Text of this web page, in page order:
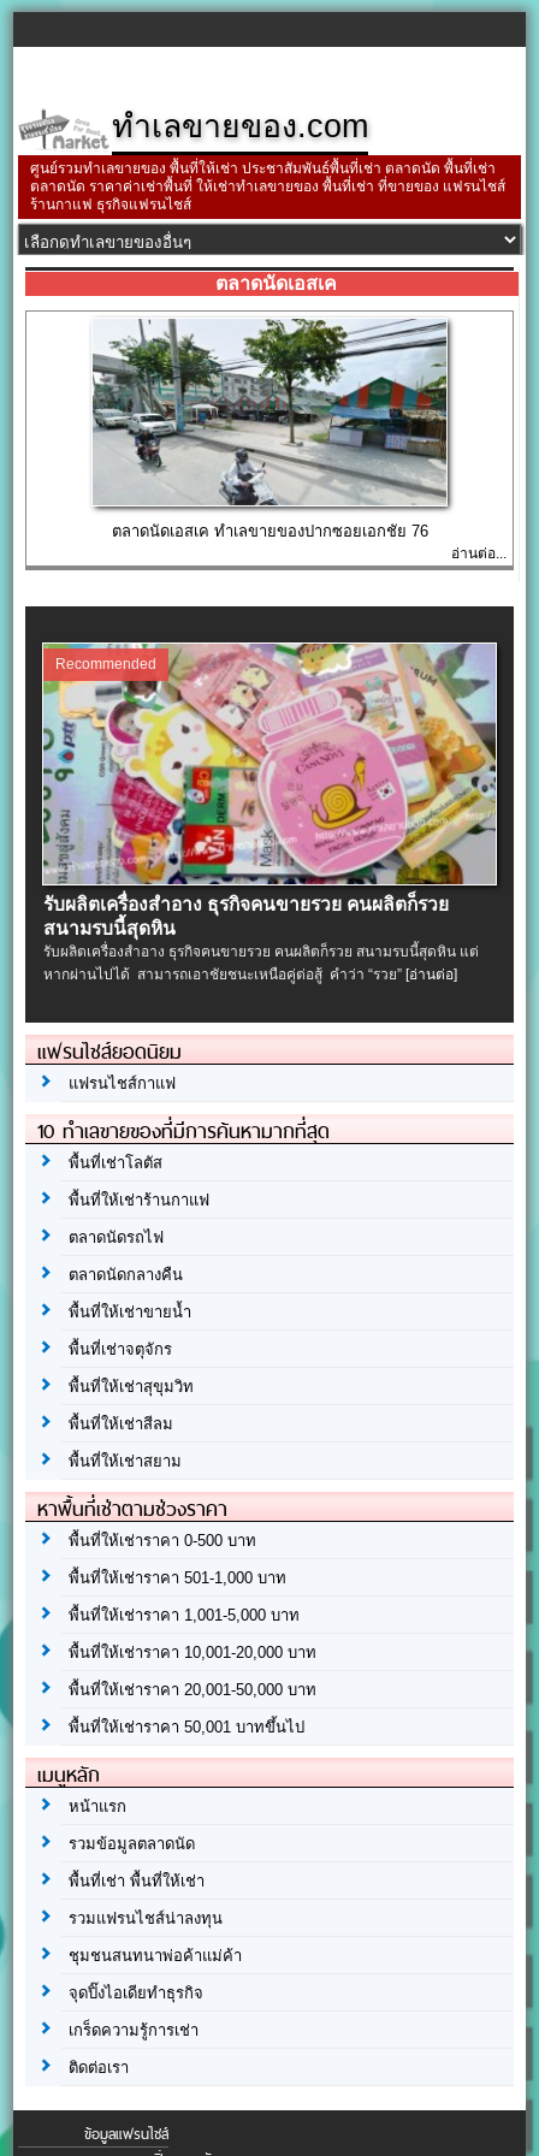
ทำเลขายของ.com
ศูนย์รวมทำเลขายของ พื้นที่ให้เช่า ประชาสัมพันธ์พื้นที่เช่า ตลาดนัด พื้นที่เช่า
ตลาดนัด ราคาค่าเช่าพื้นที่ ให้เช่าทำเลขายของ พื้นที่เช่า ที่ขายของ แฟรนไชส์
ร้านกาแฟ ธุรกิจแฟรนไชส์
ตลาดนัดเอสเค
ตลาดนัดเอสเค ทำเลขายของปากซอยเอกชัย 76
อ่านต่อ...
Recommended
รับผลิตเครื่องสําอาง ธุรกิจคนขายรวย คนผลิตก็รวย
สนามรบนี้สุดหิน
รับผลิตเครื่องสําอาง ธุรกิจคนขายรวย คนผลิตก็รวย สนามรบนี้สุดหิน แต่
หากผ่านไปได้ สามารถเอาชัยชนะเหนือคู่ต่อสู้ คำว่า “รวย”[อ่านต่อ]
แฟรนไชส์ยอดนิยม
แฟรนไชส์กาแฟ
10 ทำเลขายของที่มีการค้นหามากที่สุด
พื้นที่เช่าโลตัส
พื้นที่ให้เช่าร้านกาแฟ
ตลาดนัดรถไฟ
ตลาดนัดกลางคืน
พื้นที่ให้เช่าขายน้ำ
พื้นที่เช่าจตุจักร
พื้นที่ให้เช่าสุขุมวิท
พื้นที่ให้เช่าสีลม
พื้นที่ให้เช่าสยาม
หาพื้นที่เช่าตามช่วงราคา
พื้นที่ให้เช่าราคา 0-500 บาท
พื้นที่ให้เช่าราคา 501-1,000 บาท
พื้นที่ให้เช่าราคา 1,001-5,000 บาท
พื้นที่ให้เช่าราคา 10,001-20,000 บาท
พื้นที่ให้เช่าราคา 20,001-50,000 บาท
พื้นที่ให้เช่าราคา 50,001 บาทขึ้นไป
เมนูหลัก
หน้าแรก
รวมข้อมูลตลาดนัด
พื้นที่เช่า พื้นที่ให้เช่า
รวมแฟรนไชส์น่าลงทุน
ชุมชนสนทนาพ่อค้าแม่ค้า
จุดปิ๊งไอเดียทำธุรกิจ
เกร็ดความรู้การเช่า
ติดต่อเรา
ข้อมูลแฟรนไชส์